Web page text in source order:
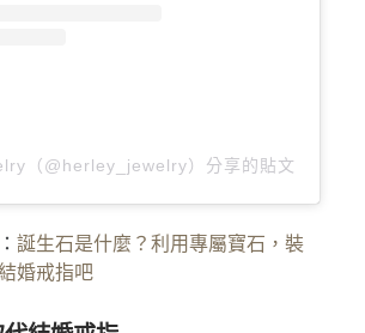
（@herley_jewelry）分享的貼文
誕生石是什麼？利用專屬寶石，裝
婚戒指吧